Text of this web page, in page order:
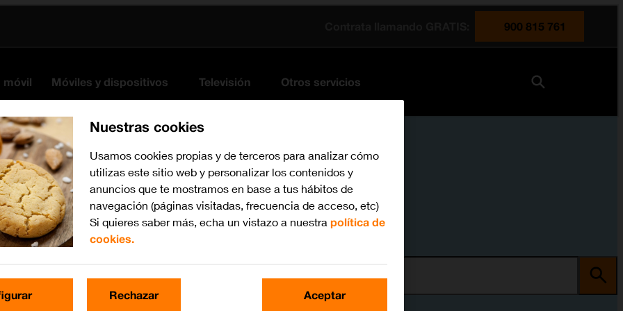
900 815 761
móvil Móviles y dispositivos Televisión Otros servicios
Nuestras cookies
Usamos cookies propias y de terceros para analizar cómo
utilizas este sitio web y personalizar los contenidos y
anuncios que te mostramos en base a tus hábitos de
navegación (páginas visitadas, frecuencia de acceso, etc)
Si quieres saber más, echa un vistazo a nuestra política de
cookies.
Rechazar Aceptar